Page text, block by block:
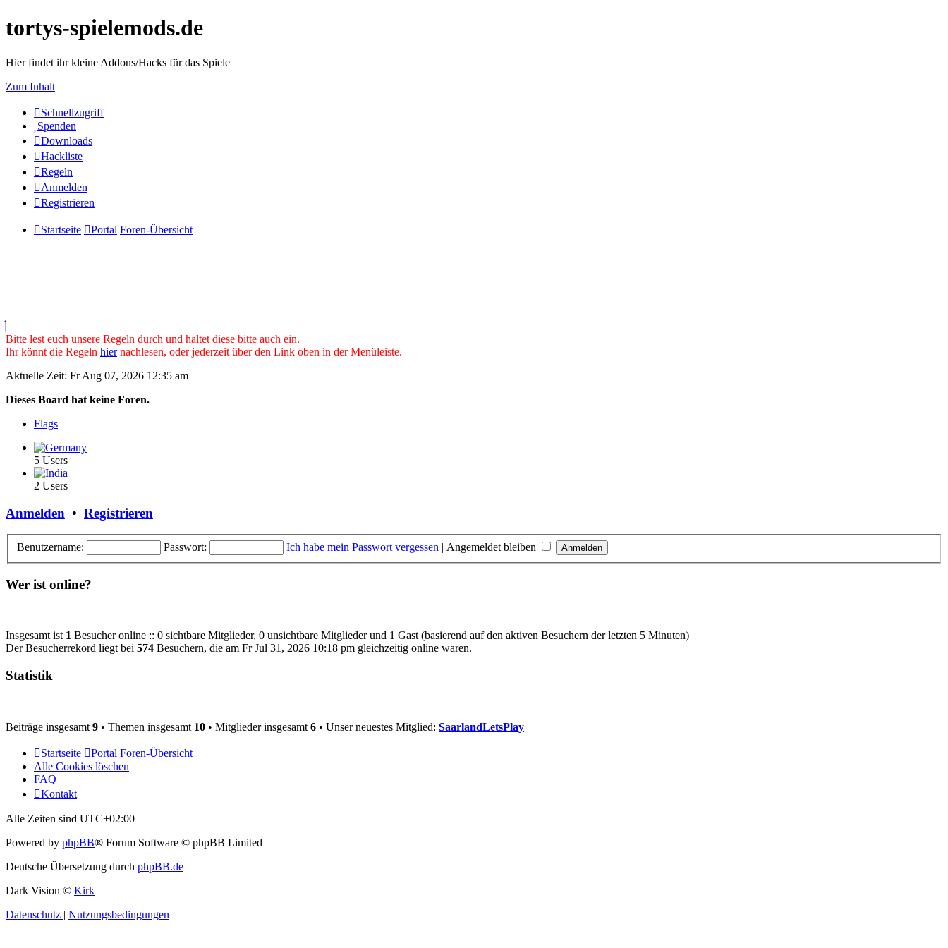
tortys-spielemods.de
Hier findet ihr kleine Addons/Hacks für das Spiele
Zum Inhalt
Schnellzugriff
Spenden
Downloads
Hackliste
Regeln
Anmelden
Registrieren
Startseite Portal Foren-Übersicht
Bitte lest euch unsere Regeln durch und haltet diese bitte auch ein.
Ihr könnt die Regeln hiernachlesen, oder jederzeit über den Link oben in der Menüleiste.
Aktuelle Zeit: Fr Aug 07, 2026 12:35 am
Dieses Board hat keine Foren.
Flags
5 Users
2 Users
Anmelden • Registrieren
Benutzername: Passwort: Ich habe mein Passwort vergessen | Angemeldet bleiben
Wer ist online?
Insgesamt ist 1 Besucher online :: 0 sichtbare Mitglieder, 0 unsichtbare Mitglieder und 1 Gast (basierend auf den aktiven Besuchern der letzten 5 Minuten)
Der Besucherrekord liegt bei 574 Besuchern, die am Fr Jul 31, 2026 10:18 pm gleichzeitig online waren.
Statistik
Beiträge insgesamt 9 • Themen insgesamt 10 • Mitglieder insgesamt 6 • Unser neuestes Mitglied: SaarlandLetsPlay
Startseite Portal Foren-Übersicht
Alle Cookies löschen
FAQ
Kontakt
Alle Zeiten sind UTC+02:00
Powered by phpBB® Forum Software © phpBB Limited
Deutsche Übersetzung durch phpBB.de
Dark Vision © Kirk
Datenschutz | Nutzungsbedingungen